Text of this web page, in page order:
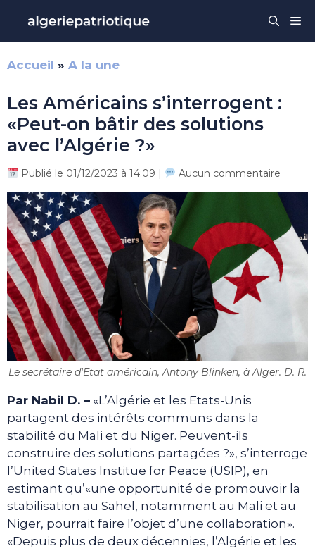
contenu
Accueil » A la une
Les Américains s’interrogent :
«Peut-on bâtir des solutions
avec l’Algérie ?»
Publié le 01/12/2023 à 14:09 | Aucun commentaire
Le secrétaire d'Etat américain, Antony Blinken, à Alger. D. R.
Par Nabil D. – «L’Algérie et les Etats-Unis
partagent des intérêts communs dans la
stabilité du Mali et du Niger. Peuvent-ils
construire des solutions partagées ?», s’interroge
l’United States Institue for Peace (USIP), en
estimant qu’«une opportunité de promouvoir la
stabilisation au Sahel, notamment au Mali et au
Niger, pourrait faire l’objet d’une collaboration».
«Depuis plus de deux décennies, l’Algérie et les